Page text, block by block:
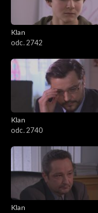
Klan
odc. 2742
Klan
odc. 2740
Klan